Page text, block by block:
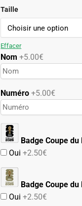
initial
était :
actuel
est :
Taille
Effacer
Nom +5.00€
Numéro+5.00€
Badge Coupe
Oui+2.50€
Badge Coupe
Oui+2.50€